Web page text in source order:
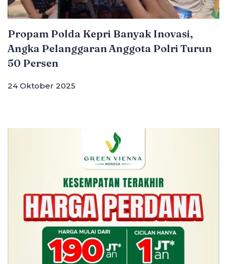
Propam Polda Kepri Banyak Inovasi,
Angka Pelanggaran Anggota Polri Turun
50 Persen
24 Oktober 2025